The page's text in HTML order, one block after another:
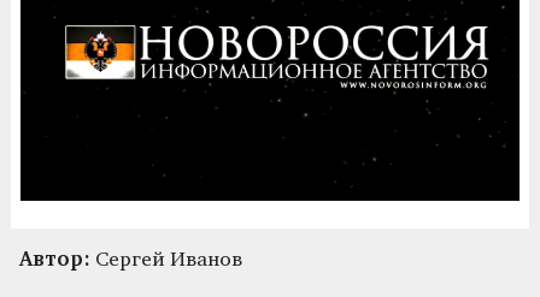
Автор: Сергей Иванов